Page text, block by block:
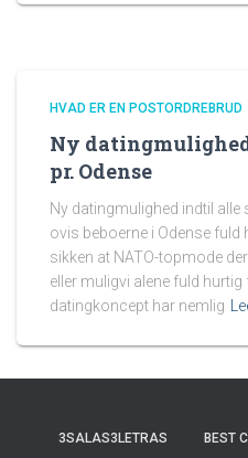
HVAD ER EN POSTORDREBRUD
Ny
pr. Odense
Ny datingmulighed indtil alle
ovis beboerne i Odense
sikken at NATO-topmode
eller muligvi alene fuld
datingkoncept har nemlig
3SALAS3LETRAS BEST